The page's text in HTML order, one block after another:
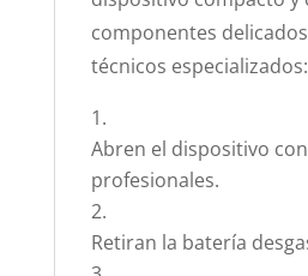
componentes
técnicos especializados:
Abren el dispositivo
profesionales.
Retiran la batería